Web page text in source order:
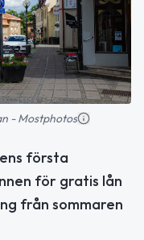
- Mostphotos
första
för gratis lån
från sommaren